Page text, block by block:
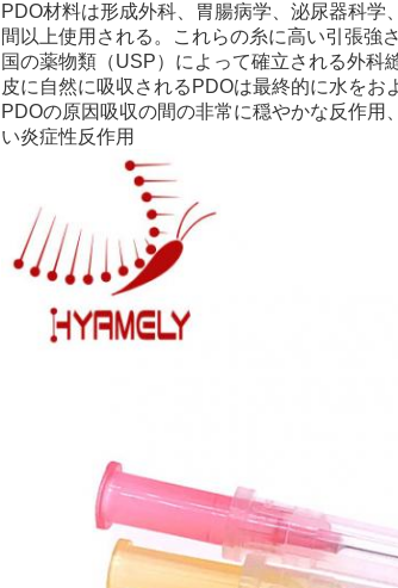
PDO材料は形成外科、胃腸病学、泌尿器科
間以上使用される。これらの糸に高い引張強
国の薬物類（USP）によって確立される外科
皮に自然に吸収されるPDOは最終的に水をお
PDOの原因吸収の間の非常に穏やかな反作
い炎症性反作用